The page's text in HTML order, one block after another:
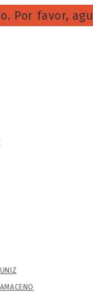
Por favor,